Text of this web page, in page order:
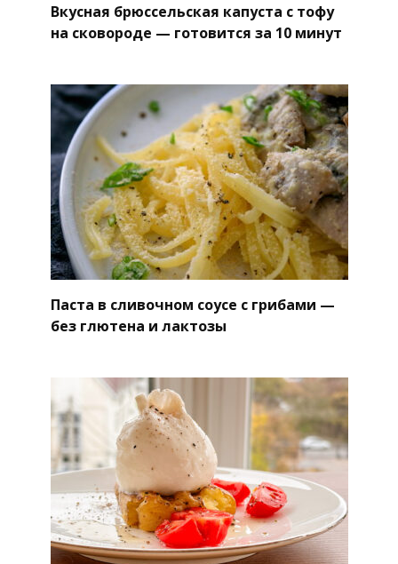
Вкусная брюссельская капуста с тофу
на сковороде — готовится за 10 минут
Паста в сливочном соусе с грибами —
без глютена и лактозы